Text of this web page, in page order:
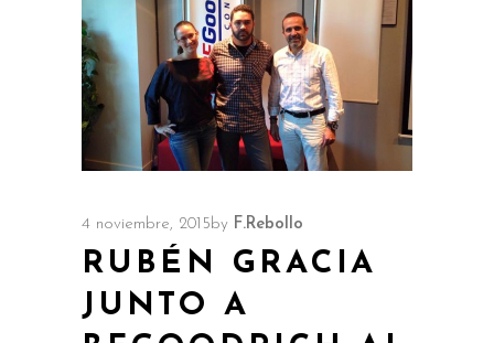
4 noviembre, 2015by F.Rebollo
RUBÉN GRACIA
JUNTO A